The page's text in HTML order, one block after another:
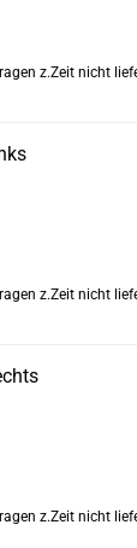
z.Zeit nicht
z.Zeit nicht
z.Zeit nicht